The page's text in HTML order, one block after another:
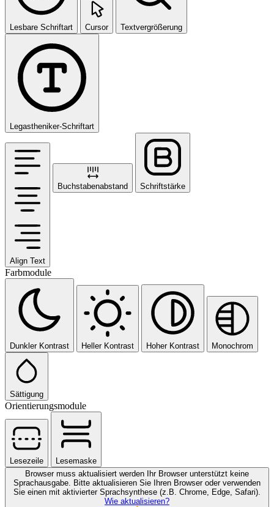
Lesbare Schriftart Cursor Textvergrößerung
Legastheniker-Schriftart
Align Text
Buchstabenabstand Schriftstärke
Farbmodule
Dunkler Kontrast Heller Kontrast Hoher Kontrast Monochrom
Sättigung
Orientierungsmodule
Lesezeile
Lesemaske
Browser muss aktualisiert werden
Ihr Browser unterstützt keine
Sprachausgabe. Bitte aktualisieren Sie Ihren Browser oder verwenden
Sie einen mit aktivierter Sprachsynthese (z.B. Chrome, Edge, Safari).
Wie aktualisieren?